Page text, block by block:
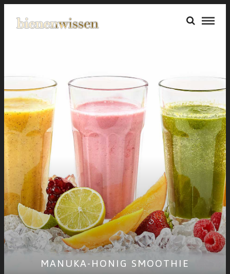
MANUKA-HONIG SMOOTHIE